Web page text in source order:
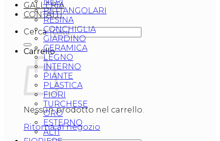
GALLERIA
CONTATTI
Cerca:
Carrello
Nessun prodotto nel carrello.
Ritorna al negozio
RETTANGOLARI
RESINA
CONCHIGLIA
GIARDINO
CERAMICA
LEGNO
INTERNO
PIANTE
PLASTICA
FIORI
TURCHESE
ORO
ESTERNO
ALTI